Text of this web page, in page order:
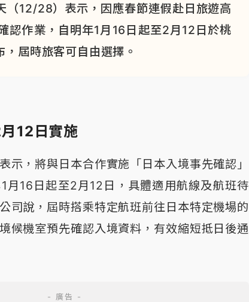
（12/28）表示，因應春節連假赴日旅遊高
認作業，自明年1月16日起至2月12日於桃
屆時旅客可自由選擇。
12日實施
示，將與日本合作實施「日本入境事先確認」
月16日起至2月12日，具體適用航線及航班待
司說，屆時搭乘特定航班前往日本特定機場的
候機室預先確認入境資料，有效縮短抵日後通